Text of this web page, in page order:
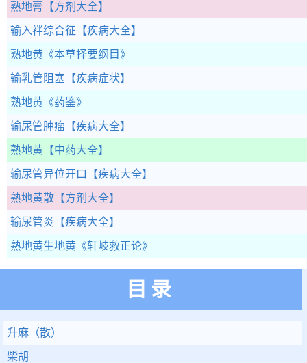
熟地膏 【方剂大全】
输入袢综合征 【疾病大全】
熟地黄 《本草择要纲目》
输乳管阻塞 【疾病症状】
熟地黄 《药鉴》
输尿管肿瘤 【疾病大全】
熟地黄 【中药大全】
输尿管异位开口 【疾病大全】
熟地黄散 【方剂大全】
输尿管炎 【疾病大全】
熟地黄生地黄 《轩岐救正论》
目录
升麻（散）
柴胡